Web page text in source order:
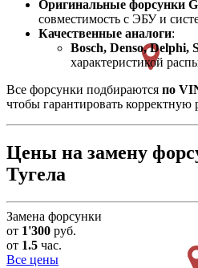
Оригинальные форсунки
совместимость с ЭБУ и
Качественные аналоги:
Bosch, Denso, Delphi,
характеристикой
Все форсунки подбираются по
чтобы гарантировать корректную
Цены на замену
Тугела
Замена форсунки
от 1'300 руб.
от 1.5 час.
Все цены